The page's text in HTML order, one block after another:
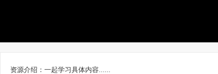
资源介绍：一起学习具体内容......